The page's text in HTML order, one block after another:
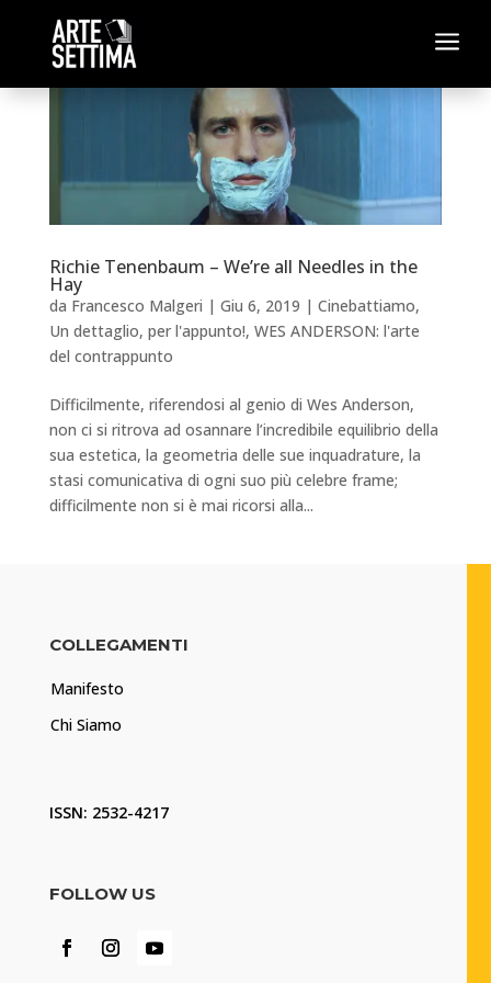
a
Richie Tenenbaum – We’re all Needles in the
Hay
da Francesco Malgeri | Giu 6, 2019 | Cinebattiamo,
Un dettaglio, per l'appunto!, WES ANDERSON: l'arte
del contrappunto
Difficilmente, riferendosi al genio di Wes Anderson,
non ci si ritrova ad osannare l’incredibile equilibrio della
sua estetica, la geometria delle sue inquadrature, la
stasi comunicativa di ogni suo più celebre frame;
difficilmente non si è mai ricorsi alla...
COLLEGAMENTI
Manifesto
Chi Siamo
ISSN: 2532-4217
FOLLOW US